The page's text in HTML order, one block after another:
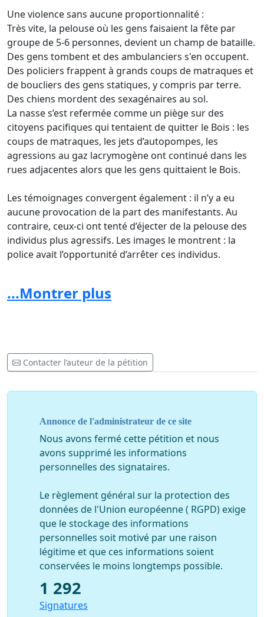
Une violence sans aucune proportionnalité :
Très vite, la pelouse où les gens faisaient la fête par
groupe de 5-6 personnes, devient un champ de bataille.
Des gens tombent et des ambulanciers s'en occupent.
Des policiers frappent à grands coups de matraques et
de boucliers des gens statiques, y compris par terre.
Des chiens mordent des sexagénaires au sol.
La nasse s’est refermée comme un piège sur des
citoyens pacifiques qui tentaient de quitter le Bois : les
coups de matraques, les jets d’autopompes, les
agressions au gaz lacrymogène ont continué dans les
rues adjacentes alors que les gens quittaient le Bois.
Les témoignages convergent également : il n’y a eu
aucune provocation de la part des manifestants. Au
contraire, ceux-ci ont tenté d’éjecter de la pelouse des
individus plus agressifs. Les images le montrent : la
police avait l’opportunité d’arrêter ces individus.
indispensable que Monsieur Close donne sa démission.
1. Monsieur Close est responsable de la Police de
policiers lors des rassemblements Pacifistes au Bois de
la Cambre.
2. Mauvaise gestion du parc de ce 1er mai 2021, alors
le périmètre pendant que la police se mettait déjà en
position pour préparer leur première charge. Ceci a mis
des gens en danger dont des enfants et des personnes
3. Se féliciter de charges policières nombreuses et
discernement, coups de matraques distribués
gratuitement et sans aucune raison ou nécessité,
...Montrer plus
Contacter l’auteur de la pétition
Annonce de l'administrateur de ce site
Nous avons fermé cette pétition et nous
avons supprimé les informations
personnelles des signataires.
Le règlement général sur la protection des
données de l'Union européenne ( RGPD) exige
que le stockage des informations
personnelles soit motivé par une raison
légitime et que ces informations soient
conservées le moins longtemps possible.
1 292
Signatures